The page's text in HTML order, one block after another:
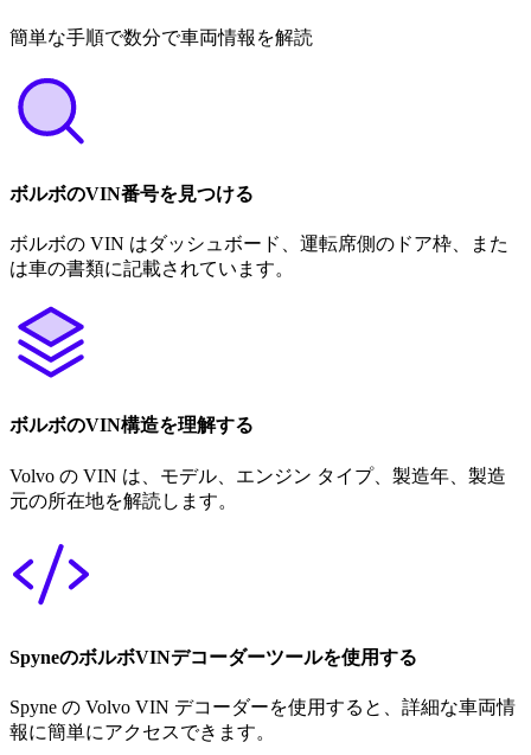
簡単な手順で数分で車両情報を解読
ボルボのVIN番号を見つける
ボルボの VIN はダッシュボード、運転席側のドア枠、また
は車の書類に記載されています。
ボルボのVIN構造を理解する
Volvo の VIN は、モデル、エンジン タイプ、製造年、製造
元の所在地を解読します。
SpyneのボルボVINデコーダーツールを使用する
Spyne の Volvo VIN デコーダーを使用すると、詳細な車両情
報に簡単にアクセスできます。